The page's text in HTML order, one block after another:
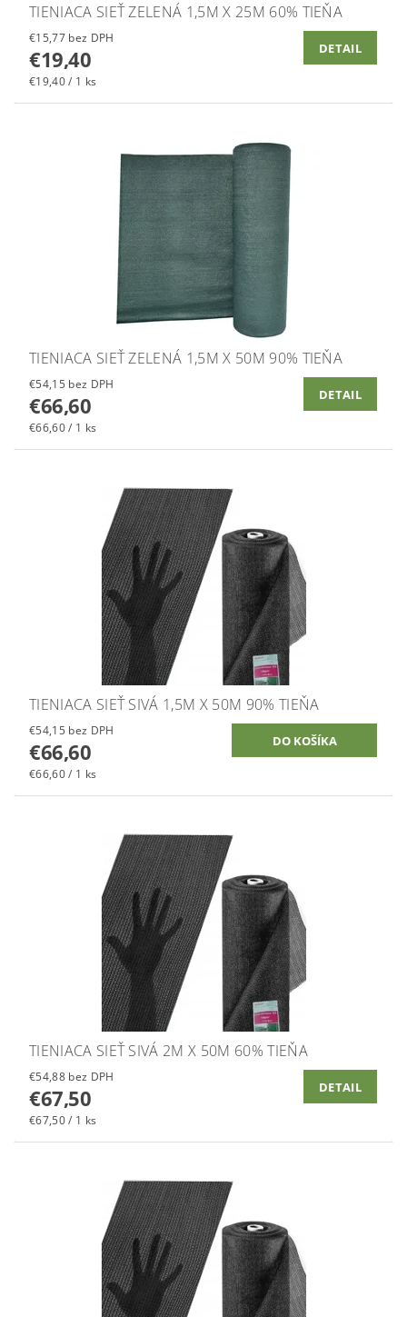
TIENIACA SIEŤ ZELENÁ 1,5M X 25M 60% TIEŇA
€15,77 bez DPH
€19,40
€19,40 / 1 ks
DETAIL
TIENIACA SIEŤ ZELENÁ 1,5M X 50M 90% TIEŇA
€54,15 bez DPH
€66,60
€66,60 / 1 ks
DETAIL
TIENIACA SIEŤ SIVÁ 1,5M X 50M 90% TIEŇA
€54,15 bez DPH
€66,60
€66,60 / 1 ks
TIENIACA SIEŤ SIVÁ 2M X 50M 60% TIEŇA
€54,88 bez DPH
€67,50
€67,50 / 1 ks
DETAIL